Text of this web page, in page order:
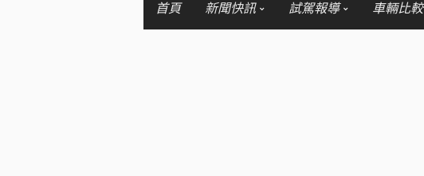
首頁 新聞快訊 試駕報導 車輛比較